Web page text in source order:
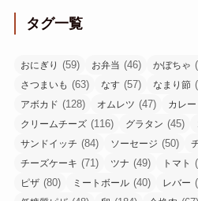
タグ一覧
おにぎり (59) お弁当 (46) かぼちゃ
さつまいも (63) なす (57) なまり節
アボカド (128) オムレツ (47) カレー
クリームチーズ (116) グラタン (45)
サンドイッチ (84) ソーセージ (50)
チーズケーキ (71) ツナ (49) トマト
ピザ (80) ミートボール (40) レバー